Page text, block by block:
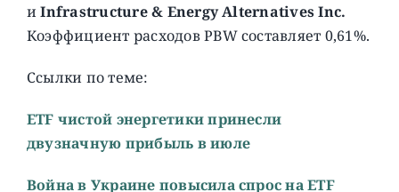
иInfrastructure & Energy Alternatives Inc.
Коэффициент расходов PBW составляет 0,61%.
Ссылки по теме:
ETF чистой энергетики принесли
двузначную прибыль в июле
Война в Украине повысила спрос на ETF